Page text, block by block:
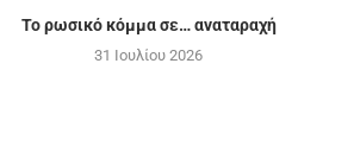
Το ρωσικό κόμμα σε… αναταραχή
31 Ιουλίου 2026